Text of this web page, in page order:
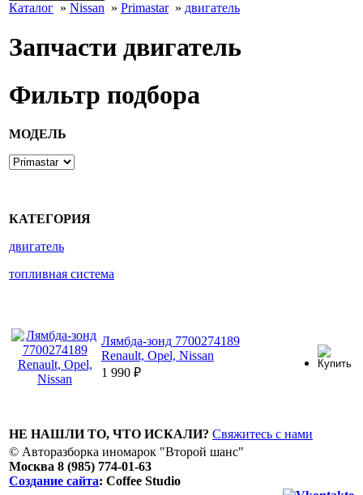
Каталог » Nissan » Primastar» двигатель
Запчасти двигатель
Фильтр подбора
МОДЕЛЬ
КАТЕГОРИЯ
двигатель
топливная система
Лямбда-зонд 7700274189
Renault, Opel, Nissan
1 990 ₽
НЕ НАШЛИ ТО, ЧТО ИСКАЛИ? Свяжитесь с нами
© Авторазборка иномарок "Второй шанс"
Москва 8 (985) 774-01-63
Создание сайта: Coffee Studio